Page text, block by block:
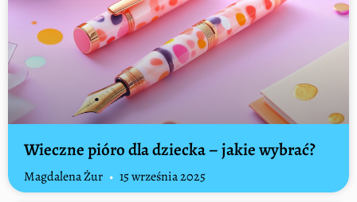
Wieczne pióro dla dziecka – jakie wybrać?
Magdalena Żur 15 września 2025